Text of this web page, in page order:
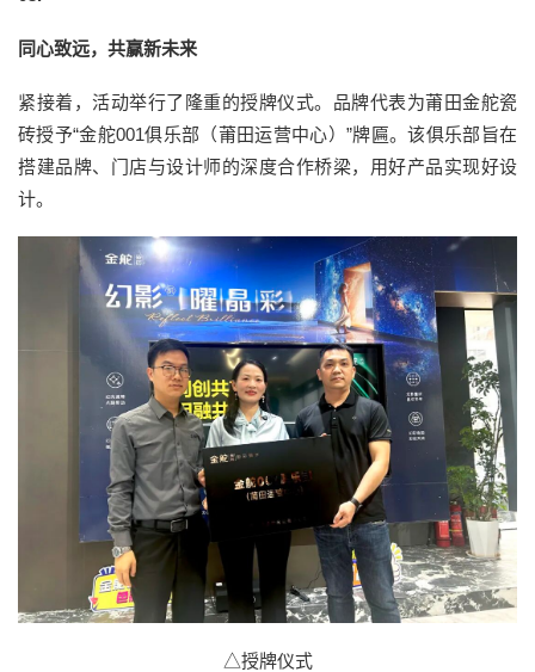
同心致远，共赢新未来
紧接着，活动举行了隆重的授牌仪式。品牌代表为莆田金舵瓷
砖授予“金舵001俱乐部（莆田运营中心）”牌匾。该俱乐部旨在
搭建品牌、门店与设计师的深度合作桥梁，用好产品实现好设
计。
△授牌仪式